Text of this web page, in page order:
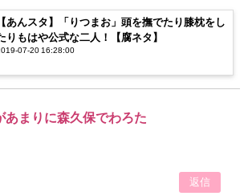
【あんスタ】「りつまお」頭を撫でたり膝枕をし
りもはや公式な二人！【腐ネタ】
07-20 16:28:00
あまりに森久保でわろた
返信